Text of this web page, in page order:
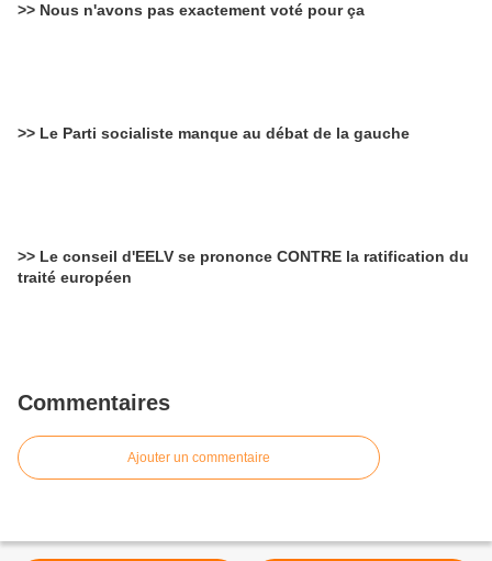
>> Nous n'avons pas exactement voté pour ça
>> Le Parti socialiste manque au débat de la gauche
>> Le conseil d'EELV se prononce CONTRE la ratification du
traité européen
Commentaires
Ajouter un commentaire